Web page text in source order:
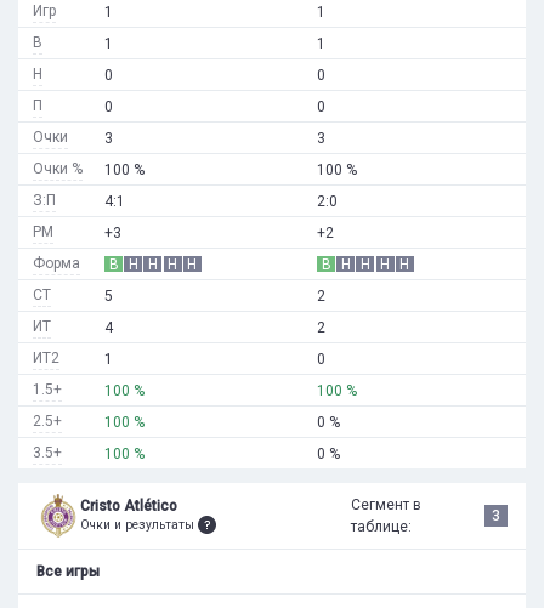
Игр
В
Н
П
Очки
Очки %
З:П
РМ
Форма
СТ
ИТ
ИТ2
1.5+
2.5+
3.5+
1
1
0
0
3
100 %
4:1
+3
В
Н Н Н
Н
5
4
1
100 %
100 %
100 %
1
1
0
0
3
100 %
2:0
+2
В
Н Н Н
Н
2
2
0
100 %
0 %
0 %
Cristo Atlético
Очки и результаты
Сегмент в
таблице:
3
Все игры